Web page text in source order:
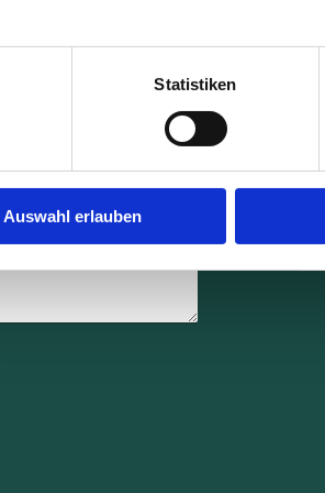
Statistiken
Auswahl erlauben
Kontakt mit uns auf, wir